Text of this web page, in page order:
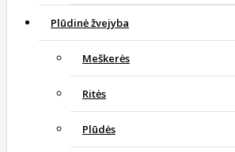
Plūdinė žvejyba
Meškerės
Ritės
Plūdės